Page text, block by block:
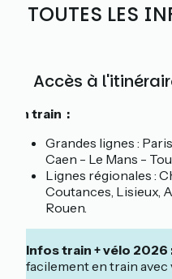
ℹ️ TOUTES LES
🚆 Accès à
En train :
Grandes lignes :
Caen - Le Mans -
Lignes régionales :
Coutances, Lisieux,
Rouen.
Infos train + vélo 2026
facilement en train